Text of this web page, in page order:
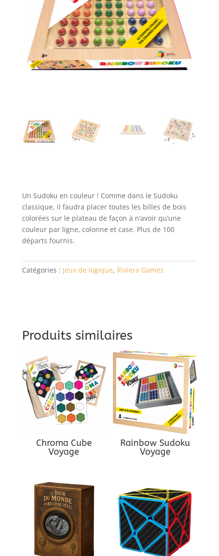
Un Sudoku en couleur ! Comme dans le Sudoku
classique, il faudra placer toutes les billes de bois
colorées sur le plateau de façon à n’avoir qu’une
couleur par ligne, colonne et case. Plus de 100
départs fournis.
Catégories : Jeux de logique, Riviera Games
Produits similaires
Chroma Cube
Voyage
Rainbow Sudoku
Voyage